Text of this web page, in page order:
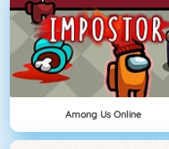
Among Us Online